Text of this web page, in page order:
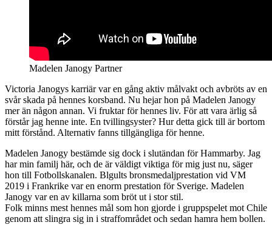
Madelen Janogy Partner
Victoria Janogys karriär var en gång aktiv målvakt och avbröts av en
svår skada på hennes korsband. Nu hejar hon på Madelen Janogy
mer än någon annan. Vi fruktar för hennes liv. För att vara ärlig så
förstår jag henne inte. En tvillingsyster? Hur detta gick till är bortom
mitt förstånd. Alternativ fanns tillgängliga för henne.
Madelen Janogy bestämde sig dock i slutändan för Hammarby. Jag
har min familj här, och de är väldigt viktiga för mig just nu, säger
hon till Fotbollskanalen. Blgults bronsmedaljprestation vid VM
2019 i Frankrike var en enorm prestation för Sverige. Madelen
Janogy var en av killarna som bröt ut i stor stil.
Folk minns mest hennes mål som hon gjorde i gruppspelet mot Chile
genom att slingra sig in i straffområdet och sedan hamra hem bollen.